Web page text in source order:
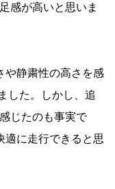
感が高いと思いま
や静粛性の高さを感
した。しかし、追
じたのも事実で
適に走行できると思